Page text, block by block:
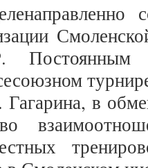
Постоянным
в